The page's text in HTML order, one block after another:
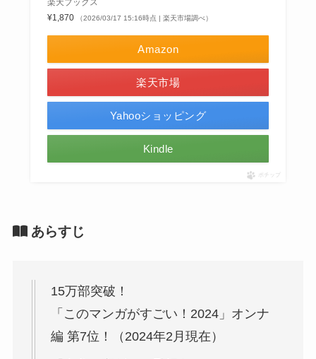
楽天ブックス
¥1,870
（2026/03/17 15:16時点 | 楽天市場調べ）
Amazon
楽天市場
Yahooショッピング
Kindle
ポチップ
あらすじ
15万部突破！
「このマンガがすごい！2024」オンナ
編 第7位！（2024年2月現在）